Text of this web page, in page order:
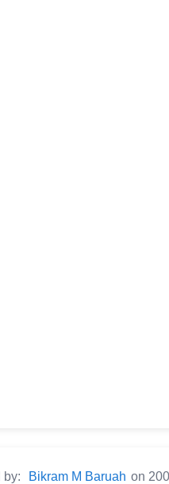
by: Bikram M Baruah on